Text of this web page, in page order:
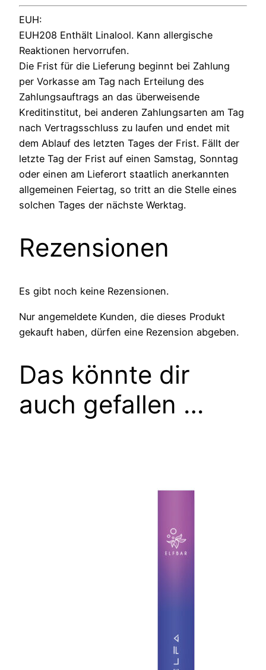
EUH:
EUH208 Enthält Linalool. Kann allergische
Reaktionen hervorrufen.
Die Frist für die Lieferung beginnt bei Zahlung
per Vorkasse am Tag nach Erteilung des
Zahlungsauftrags an das überweisende
Kreditinstitut, bei anderen Zahlungsarten am Tag
nach Vertragsschluss zu laufen und endet mit
dem Ablauf des letzten Tages der Frist. Fällt der
letzte Tag der Frist auf einen Samstag, Sonntag
oder einen am Lieferort staatlich anerkannten
allgemeinen Feiertag, so tritt an die Stelle eines
solchen Tages der nächste Werktag.
Rezensionen
Es gibt noch keine Rezensionen.
Nur angemeldete Kunden, die dieses Produkt
gekauft haben, dürfen eine Rezension abgeben.
Das könnte dir
auch gefallen …